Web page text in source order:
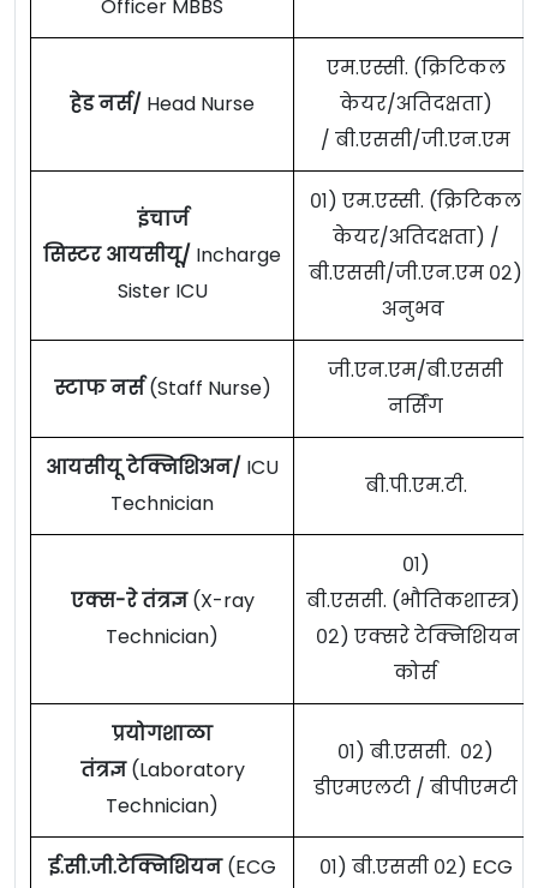
Officer MBBS
हेड नर्स/ Head Nurse
एम.एस्सी. (क्रिटिकल
केयर/अतिदक्षता)
/ बी.एससी/जी.एन.एम
इंचार्ज
सिस्टर आयसीयू/ Incharge
Sister ICU
०१) एम.एस्सी. (क्रिटिकल
केयर/अतिदक्षता) /
बी.एससी/जी.एन.एम ०२)
अनुभव
स्टाफ नर्स(Staff Nurse)
जी.एन.एम/बी.एससी
नर्सिंग
आयसीयू टेक्निशिअन/ ICU
Technician
बी.पी.एम.टी.
एक्स-रे तंत्रज्ञ(X-ray
Technician)
०१)
बी.एससी. (भौतिकशास्त्र)
०२) एक्सरे टेक्निशियन
कोर्स
प्रयोगशाळा
तंत्रज्ञ(Laboratory
Technician)
०१) बी.एससी. ०२)
डीएमएलटी / बीपीएमटी
ई.सी.जी.टेक्निशियन(ECG
०१) बी.एससी ०२) ECG